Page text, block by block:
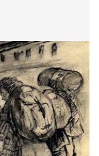
poloviny 20.
dílo do kontextu
ukázkami z jeho